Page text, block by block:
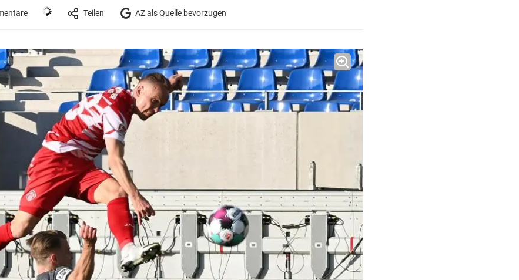
Teilen AZ als Quelle bevorzugen